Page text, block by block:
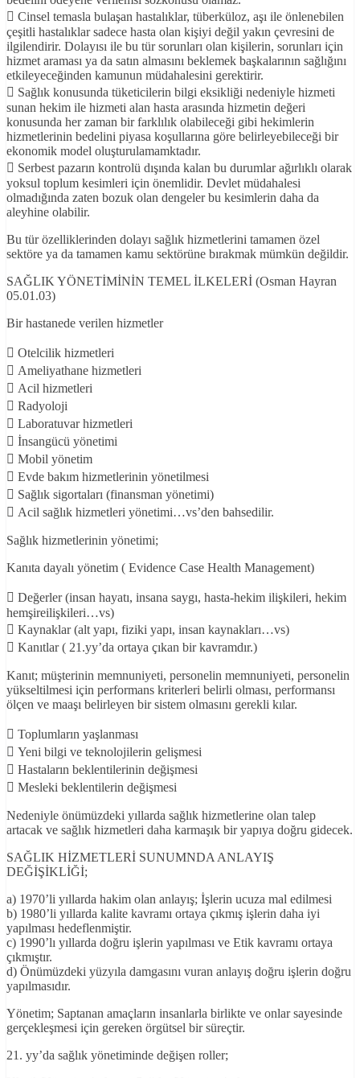
 Cinsel temasla bulaşan hastalıklar, tüberküloz, aşı ile önlenebilen
çeşitli hastalıklar sadece hasta olan kişiyi değil yakın çevresini de
ilgilendirir. Dolayısı ile bu tür sorunları olan kişilerin, sorunları için
hizmet araması ya da satın almasını beklemek başkalarının sağlığını
etkileyeceğinden kamunun müdahalesini gerektirir.
 Sağlık konusunda tüketicilerin bilgi eksikliği nedeniyle hizmeti
sunan hekim ile hizmeti alan hasta arasında hizmetin değeri
konusunda her zaman bir farklılık olabileceği gibi hekimlerin
hizmetlerinin bedelini piyasa koşullarına göre belirleyebileceği bir
ekonomik model oluşturulamamktadır.
 Serbest pazarın kontrolü dışında kalan bu durumlar ağırlıklı olarak
yoksul toplum kesimleri için önemlidir. Devlet müdahalesi
olmadığında zaten bozuk olan dengeler bu kesimlerin daha da
aleyhine olabilir.
Bu tür özelliklerinden dolayı sağlık hizmetlerini tamamen özel
sektöre ya da tamamen kamu sektörüne bırakmak mümkün değildir.
SAĞLIK YÖNETİMİNİN TEMEL İLKELERİ (Osman Hayran
05.01.03)
Bir hastanede verilen hizmetler
 Otelcilik hizmetleri
 Ameliyathane hizmetleri
 Acil hizmetleri
 Radyoloji
 Laboratuvar hizmetleri
 İnsangücü yönetimi
 Mobil yönetim
 Evde bakım hizmetlerinin yönetilmesi
 Sağlık sigortaları (finansman yönetimi)
 Acil sağlık hizmetleri yönetimi…vs’den bahsedilir.
Sağlık hizmetlerinin yönetimi;
Kanıta dayalı yönetim ( Evidence Case Health Management)
 Değerler (insan hayatı, insana saygı, hasta-hekim ilişkileri, hekim
hemşireilişkileri…vs)
 Kaynaklar (alt yapı, fiziki yapı, insan kaynakları…vs)
 Kanıtlar ( 21.yy’da ortaya çıkan bir kavramdır.)
Kanıt; müşterinin memnuniyeti, personelin memnuniyeti, personelin
yükseltilmesi için performans kriterleri belirli olması, performansı
ölçen ve maaşı belirleyen bir sistem olmasını gerekli kılar.
 Toplumların yaşlanması
 Yeni bilgi ve teknolojilerin gelişmesi
 Hastaların beklentilerinin değişmesi
 Mesleki beklentilerin değişmesi
Nedeniyle önümüzdeki yıllarda sağlık hizmetlerine olan talep
artacak ve sağlık hizmetleri daha karmaşık bir yapıya doğru gidecek.
SAĞLIK HİZMETLERİ SUNUMNDA ANLAYIŞ
DEĞİŞİKLİĞİ;
a) 1970’li yıllarda hakim olan anlayış; İşlerin ucuza mal edilmesi
b) 1980’li yıllarda kalite kavramı ortaya çıkmış işlerin daha iyi
yapılması hedeflenmiştir.
c) 1990’lı yıllarda doğru işlerin yapılması ve Etik kavramı ortaya
çıkmıştır.
d) Önümüzdeki yüzyıla damgasını vuran anlayış doğru işlerin doğru
yapılmasıdır.
Yönetim; Saptanan amaçların insanlarla birlikte ve onlar sayesinde
gerçekleşmesi için gereken örgütsel bir süreçtir.
21. yy’da sağlık yönetiminde değişen roller;